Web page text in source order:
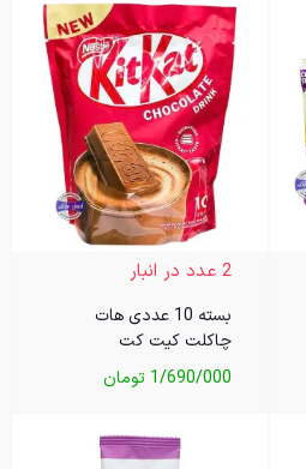
2 عدد در انبار
بسته 10 عددی هات
چاکلت کیت کت
1/690/000 تومان